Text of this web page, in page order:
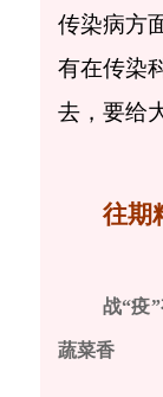
传染病方
有在传染
去，要给
往期
战“疫
蔬菜香